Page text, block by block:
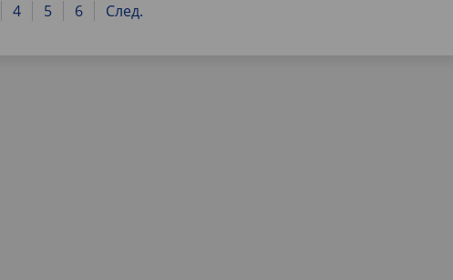
4 5 6 След.